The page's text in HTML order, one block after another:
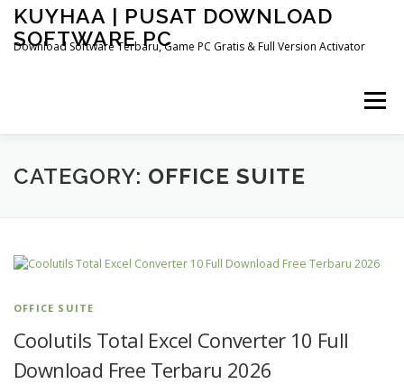
Skip
content
KUYHAA | PUSAT DOWNLOAD
SOFTWARE PC
Download Software Terbaru, Game PC Gratis & Full Version Activator
Menu
HOME CATEGORIES ABOUT US
CATEGORY: OFFICE SUITE
OFFICE SUITE
Coolutils Total Excel Converter 10 Full
Download Free Terbaru 2026